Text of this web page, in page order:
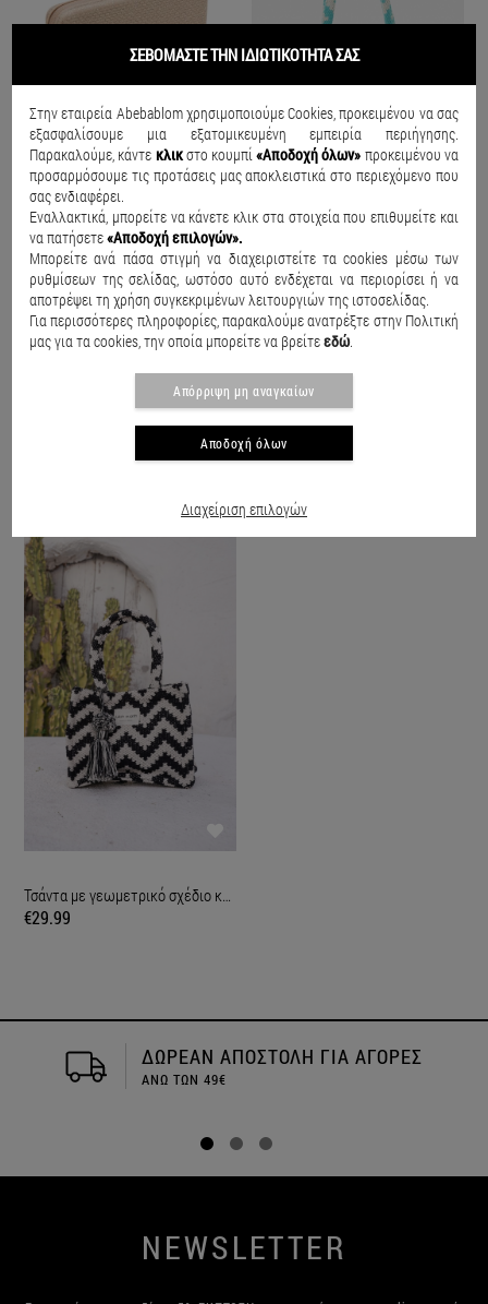
Havaianas Mini Bag Plus Glitter Χρυσό
€22.00
Τσάντα shopper με γεωμετρικό σχέδιο Aqua
€49.99
ΕΙΔΑΤΕ ΠΡΟΣΦΑΤΑ
Τσάντα με γεωμετρικό σχέδιο και μικρή χειρολαβή Μαύρο
€29.99
ΔΩΡΕΑΝ ΑΠΟΣΤΟΛΗ ΓΙΑ ΑΓΟΡΕΣ
ΑΝΩ ΤΩΝ 49€
NEWSLETTER
ΣΕΒΟΜΑΣΤΕ ΤΗΝ ΙΔΙΩΤΙΚΟΤΗΤΑ ΣΑΣ
Στην εταιρεία Abebablom χρησιμοποιούμε Cookies, προκειμένου να σας
εξασφαλίσουμε μια εξατομικευμένη εμπειρία περιήγησης.
Παρακαλούμε, κάντε κλικστο κουμπί«Αποδοχή όλων» προκειμένου να
προσαρμόσουμε τις προτάσεις μας αποκλειστικά στο περιεχόμενο που
σας ενδιαφέρει.
Εναλλακτικά, μπορείτε να κάνετε κλικ στα στοιχεία που επιθυμείτε και
να πατήσετε«Αποδοχή επιλογών».
Μπορείτε ανά πάσα στιγμή να διαχειριστείτε τα cookies μέσω των
ρυθμίσεων της σελίδας, ωστόσο αυτό ενδέχεται να περιορίσει ή να
αποτρέψει τη χρήση συγκεκριμένων λειτουργιών της ιστοσελίδας.
Για περισσότερες πληροφορίες, παρακαλούμε ανατρέξτε στην Πολιτική
μας για τα cookies, την οποία μπορείτε να βρείτεεδώ.
Απόρριψη μη αναγκαίων
Αποδοχή όλων
Διαχείριση επιλογών